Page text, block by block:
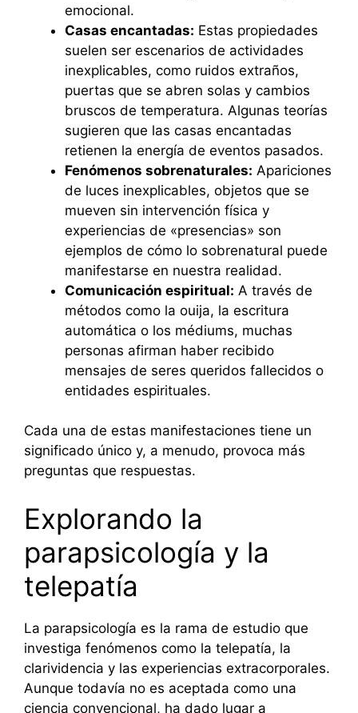
emocional.
Casas encantadas: Estas propiedades
suelen ser escenarios de actividades
inexplicables, como ruidos extraños,
puertas que se abren solas y cambios
bruscos de temperatura. Algunas teorías
sugieren que las casas encantadas
retienen la energía de eventos pasados.
Fenómenos sobrenaturales: Apariciones
de luces inexplicables, objetos que se
mueven sin intervención física y
experiencias de «presencias» son
ejemplos de cómo lo sobrenatural puede
manifestarse en nuestra realidad.
Comunicación espiritual: A través de
métodos como la ouija, la escritura
automática o los médiums, muchas
personas afirman haber recibido
mensajes de seres queridos fallecidos o
entidades espirituales.
Cada una de estas manifestaciones tiene un
significado único y, a menudo, provoca más
preguntas que respuestas.
Explorando la
parapsicología y la
telepatía
La parapsicología es la rama de estudio que
investiga fenómenos como la telepatía, la
clarividencia y las experiencias extracorporales.
Aunque todavía no es aceptada como una
ciencia convencional, ha dado lugar a